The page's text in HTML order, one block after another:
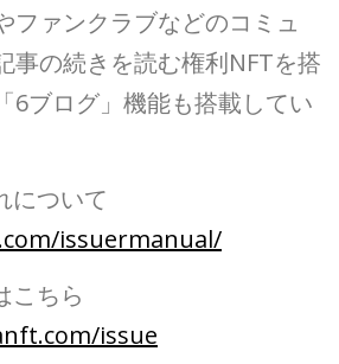
ファンクラブなどのコミュ
事の続きを読む権利NFTを搭
6ブログ」機能も搭載してい
について
issuermanual/
こちら
issue